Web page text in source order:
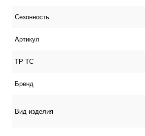
Сезонность
Артикул
ТР ТС
Бренд
Вид изделия